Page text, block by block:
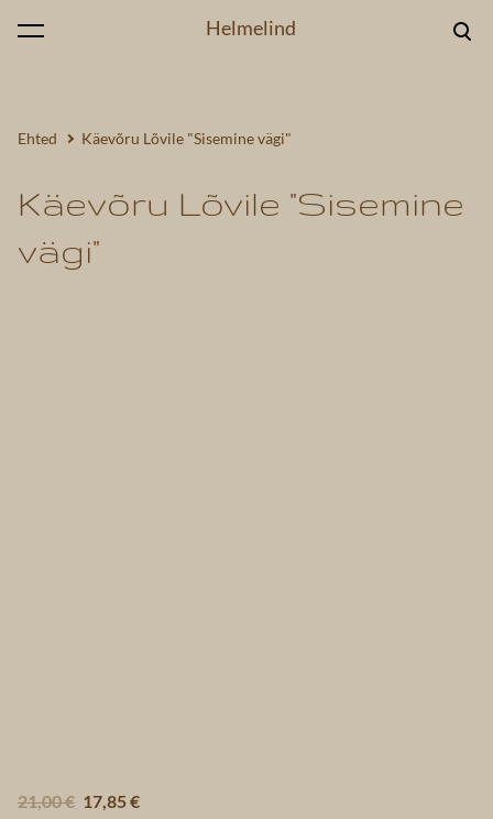
Helmelind
lisati ostukorvi. Vaata ostukorvi
Ehted Käevõru Lõvile "Sisemine vägi"
Käevõru Lõvile "Sisemine
vägi"
21,00 € 17,85 €